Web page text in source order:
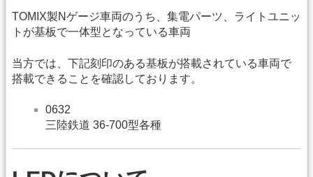
TOMIX製Nゲージ車両のうち、集電パーツ、ライトユニッ
トが基板で一体型となっている車両
当方では、下記刻印のある基板が搭載されている車両で
搭載できることを確認しております。
0632
三陸鉄道 36-700型各種